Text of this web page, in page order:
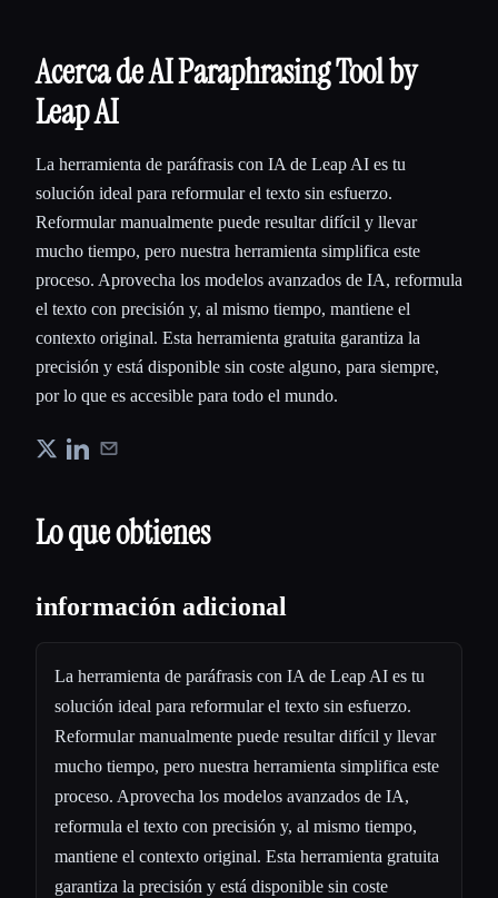
Acerca de AI Paraphrasing Tool by
Leap AI
La herramienta de paráfrasis con IA de Leap AI es tu
solución ideal para reformular el texto sin esfuerzo.
Reformular manualmente puede resultar difícil y llevar
mucho tiempo, pero nuestra herramienta simplifica este
proceso. Aprovecha los modelos avanzados de IA, reformula
el texto con precisión y, al mismo tiempo, mantiene el
contexto original. Esta herramienta gratuita garantiza la
precisión y está disponible sin coste alguno, para siempre,
por lo que es accesible para todo el mundo.
Lo que obtienes
información adicional
La herramienta de paráfrasis con IA de Leap AI es tu
solución ideal para reformular el texto sin esfuerzo.
Reformular manualmente puede resultar difícil y llevar
mucho tiempo, pero nuestra herramienta simplifica este
proceso. Aprovecha los modelos avanzados de IA,
reformula el texto con precisión y, al mismo tiempo,
mantiene el contexto original. Esta herramienta gratuita
garantiza la precisión y está disponible sin coste